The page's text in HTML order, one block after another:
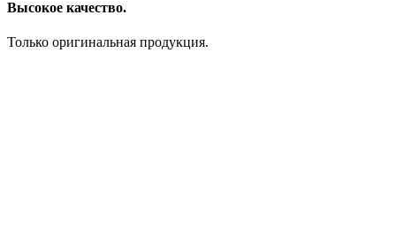
Высокое качество.
Только оригинальная продукция.